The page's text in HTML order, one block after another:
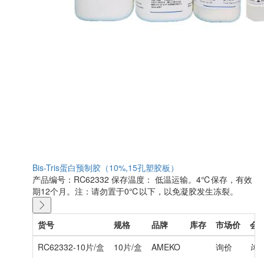
Bis-Tris蛋白预制胶（10%,15孔塑胶板）
产品编号：RC62332 保存温度： 低温运输。4℃保存，有效
期12个月。注：请勿置于0℃以下，以免凝胶发生冻裂。
货号 规格 品牌 库存 市场价
会
RC62332-10片/盒
10片/盒 AMEKO 询价 询